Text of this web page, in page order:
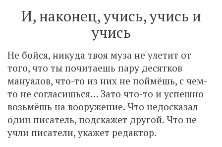
И, наконец, учись, учись и
учись
Не бойся, никуда твоя муза не улетит от
того, что ты почитаешь пару десятков
мануалов, что-то из них не поймёшь, с чем-
то не согласишься… Зато что-то и успешно
возьмёшь на вооружение. Что недосказал
один писатель, подскажет другой. Что не
учли писатели, укажет редактор.